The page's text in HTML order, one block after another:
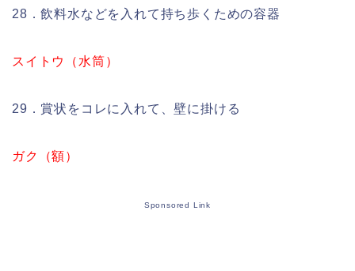
28．飲料水などを入れて持ち歩くための容器
スイトウ（水筒）
29．賞状をコレに入れて、壁に掛ける
ガク（額）
Sponsored Link